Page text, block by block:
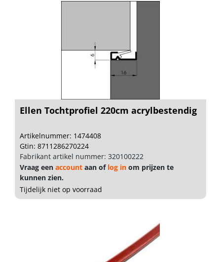
Ellen Tochtprofiel 220cm acrylbestendig
Artikelnummer: 1474408
Gtin: 8711286270224
Fabrikant artikel nummer: 320100222
Vraag een account aan of log in om prijzen te
kunnen zien.
Tijdelijk niet op voorraad